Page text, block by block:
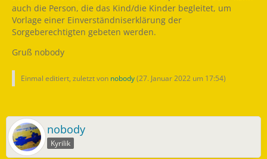
auch die Person, die das Kind/die Kinder begleitet, um
Vorlage einer Einverständniserklärung der
Sorgeberechtigten gebeten werden.
Gruß nobody
Einmal editiert, zuletzt von nobody(27. Januar 2022 um 17:54)
nobody
Kyrilik